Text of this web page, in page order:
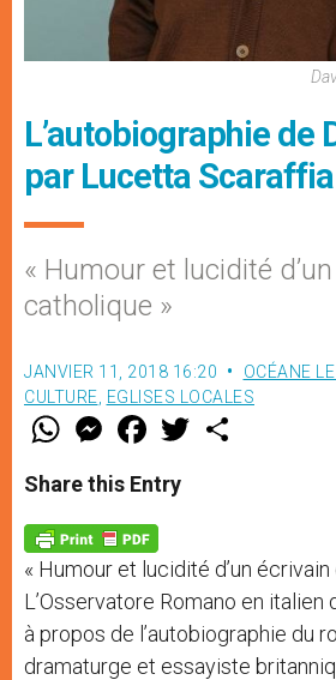
L’autobiographie de
par Lucetta Scaraffia
« Humour et lucidité
catholique »
JANVIER 11, 2018 16:20 OCÉANE LE
CULTURE EGLISES LOCALES
W
t
s
p
p
M
e
s
e
g
e
r
F
a
e
b
o
k
w
Share this Entry
« Humour et lucidité d’un
L’Osservatore Romano en italien
à propos de l’autobiographie du
dramaturge et essayiste